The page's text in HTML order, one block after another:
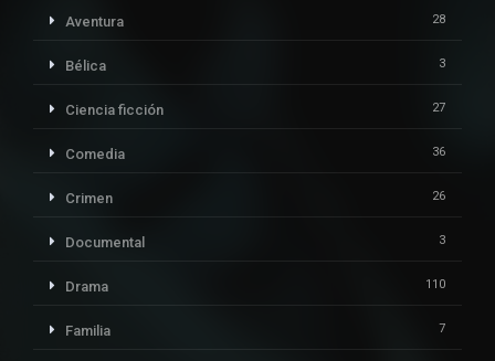
Aventura 28
Bélica 3
Ciencia ficción 27
Comedia 36
Crimen 26
Documental 3
Drama 110
Familia 7